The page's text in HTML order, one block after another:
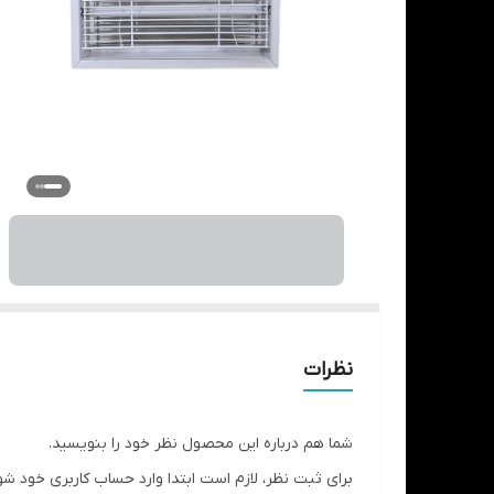
نظرات
شما هم درباره این محصول نظر خود را بنویسید.
برای ثبت نظر، لازم است ابتدا وارد حساب کاربری خود